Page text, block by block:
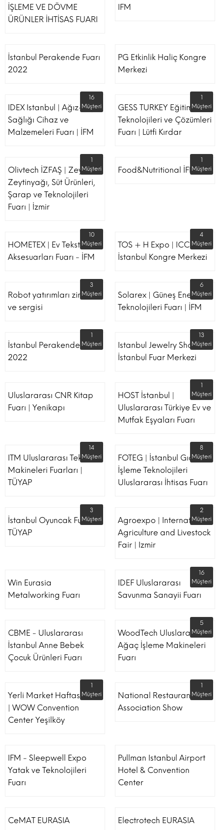
İŞLEME VE DÖVME
ÜRÜNLER İHTİSAS FUARI
IFM
İstanbul Perakende Fuarı
2022
PG Etkinlik Haliç Kongre
Merkezi
IDEX Istanbul | Ağız-Diş
Sağlığı Cihaz ve
Malzemeleri Fuarı | İFM
16
Müşteri
GESS TURKEY Eğitim
Teknolojileri ve Çözümleri
Fuarı | Lütfi Kırdar
1
Müşteri
Olivtech İZFAŞ | Zeytin,
Zeytinyağı, Süt Ürünleri,
Şarap ve Teknolojileri
Fuarı | İzmir
1
Müşteri
Food&Nutritional İFM
1
Müşteri
HOMETEX | Ev Tekstili Ve
Aksesuarları Fuarı - İFM
10
Müşteri
TOS + H Expo | ICC -
İstanbul Kongre Merkezi
4
Müşteri
Robot yatırımları zirvesi
ve sergisi
3
Müşteri
Solarex | Güneş Enerjisi &
Teknolojileri Fuarı | İFM
6
Müşteri
İstanbul Perakende Fuarı
2022
1
Müşteri
Istanbul Jewelry Show |
İstanbul Fuar Merkezi
13
Müşteri
Uluslararası CNR Kitap
Fuarı | Yenikapı
HOST İstanbul |
Uluslararası Türkiye Ev ve
Mutfak Eşyaları Fuarı
1
Müşteri
ITM Uluslararası Tekstil
Makineleri Fuarları |
TÜYAP
14
Müşteri
FOTEG | İstanbul Gıda
İşleme Teknolojileri
Uluslararası İhtisas Fuarı
8
Müşteri
İstanbul Oyuncak Fuarı -
TÜYAP
3
Müşteri
Agroexpo | International
Agriculture and Livestock
Fair | Izmir
2
Müşteri
Win Eurasia
Metalworking Fuarı
IDEF Uluslararası
Savunma Sanayii Fuarı
16
Müşteri
CBME - Uluslararası
İstanbul Anne Bebek
Çocuk Ürünleri Fuarı
WoodTech Uluslararası
Ağaç İşleme Makineleri
Fuarı
5
Müşteri
Yerli Market Haftası Fuarı
| WOW Convention
Center Yeşilköy
1
Müşteri
National Restaurant
Association Show
1
Müşteri
IFM - Sleepwell Expo
Yatak ve Teknolojileri
Fuarı
Pullman Istanbul Airport
Hotel & Convention
Center
CeMAT EURASIA Electrotech EURASIA